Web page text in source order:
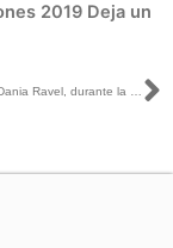
2019 Deja un
Intervención de Dania Ravel, durante la instalación de la Comisión Temporal de Reglamentos